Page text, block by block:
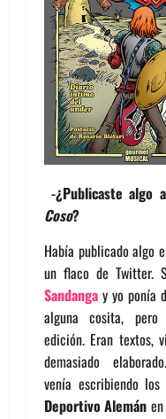
-¿Publicaste algo
Coso?
Había publicado algo
un flaco de Twitter.
Sandanga y yo ponía
alguna cosita, pero
edición. Eran textos,
demasiado
venía escribiendo
Deportivo Alemán